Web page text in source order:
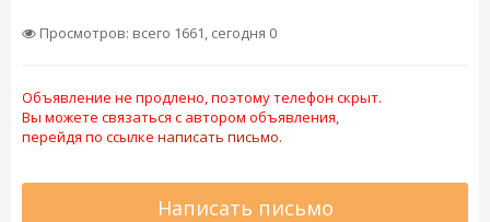
Просмотров: всего 1661, сегодня 0
Объявление не продлено, поэтому телефон скрыт.
Вы можете связаться с автором объявления,
перейдя по ссылке написать письмо.
Написать письмо